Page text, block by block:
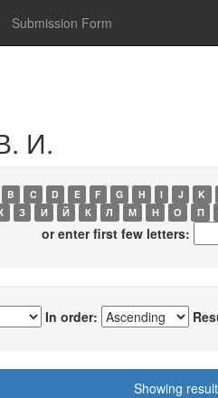
Submission Form
И.
B C D E F G H I J K
З И Й К Л М Н О П
or enter first few letters:
In order:
Showing